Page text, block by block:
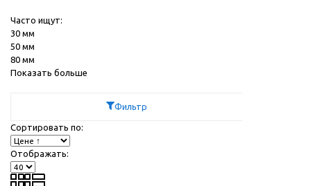
Часто ищут:
30 мм
50 мм
80 мм
Показать больше
Фильтр
Сортировать по:
Отображать: